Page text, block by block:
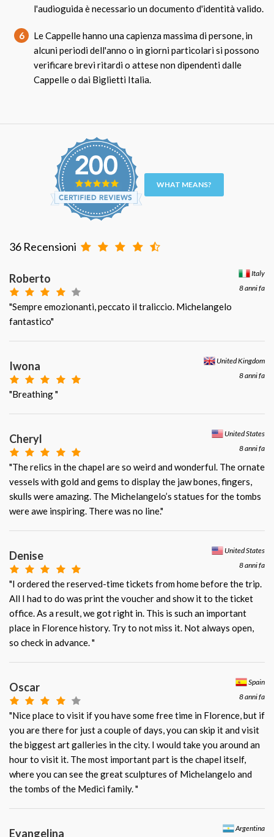
l'audioguida è necessario un documento d'identità valido.
6
Le Cappelle hanno una capienza massima di persone, in
alcuni periodi dell'anno o in giorni particolari si possono
verificare brevi ritardi o attese non dipendenti dalle
Cappelle o dai Biglietti Italia.
WHAT MEANS?
36 Recensioni
Italy
8 anni fa
Roberto
"Sempre emozionanti, peccato il traliccio. Michelangelo
fantastico"
United Kingdom
8 anni fa
Iwona
"Breathing "
United States
8 anni fa
Cheryl
"The relics in the chapel are so weird and wonderful. The ornate
vessels with gold and gems to display the jaw bones, fingers,
skulls were amazing. The Michelangelo’s statues for the tombs
were awe inspiring. There was no line."
United States
8 anni fa
Denise
"I ordered the reserved-time tickets from home before the trip.
All I had to do was print the voucher and show it to the ticket
office. As a result, we got right in. This is such an important
place in Florence history. Try to not miss it. Not always open,
so check in advance. "
Spain
8 anni fa
Oscar
"Nice place to visit if you have some free time in Florence, but if
you are there for just a couple of days, you can skip it and visit
the biggest art galleries in the city. I would take you around an
hour to visit it. The most important part is the chapel itself,
where you can see the great sculptures of Michelangelo and
the tombs of the Medici family. "
Argentina
Evangelina